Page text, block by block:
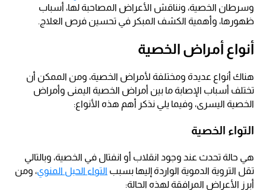
وسرطان الخصية، ونناقش الأعراض المصاحبة لها، أسباب
ظهورها، وأهمية الكشف المبكر في تحسين فرص العلاج.
أنواع أمراض الخصية
هناك أنواع عديدة ومختلفة لأمراض الخصية، ومن الممكن أن
تختلف أسباب الإصابة ما بين أمراض الخصية اليمنى وأمراض
الخصية اليسرى، وفيما يلي نذكر أهم هذه الأنواع:
التواء الخصية
هي حالة تحدث عند وجود انقلاب أو انفتال في الخصية، وبالتالي
تقل التروية الدموية الواردة إليها بسبب التواء الحبل المنوي، ومن
أبرز الأعراض المرافقة لهذه الحالة: